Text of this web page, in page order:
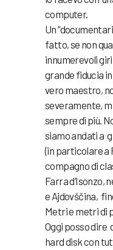
computer.
Un
fatto, se non
innumerevoli
grande fiducia
vero maestro,
severamente,
sempre di più.
siamo andati a
(in particolare a
compagno di
Farra d’Isonzo,
e Ajdovščina,
Metri e metri di
Oggi posso dire
hard disk con